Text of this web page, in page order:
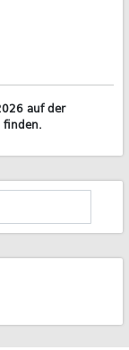
auf der
finden.